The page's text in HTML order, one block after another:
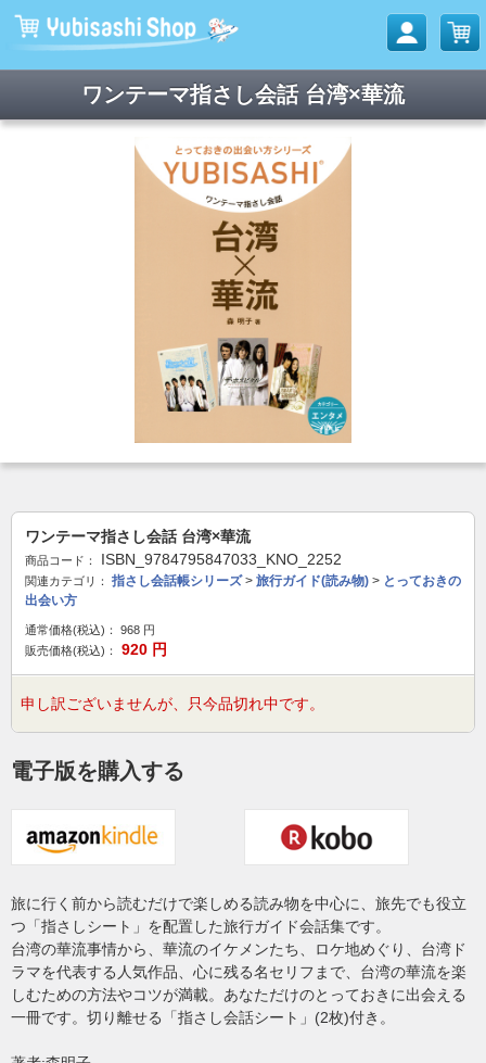
ワンテーマ指さし会話 台湾×華流
ワンテーマ指さし会話 台湾×華流
商品コード： ISBN_9784795847033_KNO_2252
関連カテゴリ： 指さし会話帳シリーズ> 旅行ガイド(読み物) > とっておきの
出会い方
通常価格(税込)： 968 円
販売価格(税込)：
920 円
申し訳ございませんが、只今品切れ中です。
電子版を購入する
旅に行く前から読むだけで楽しめる読み物を中心に、旅先でも役立
つ「指さしシート」を配置した旅行ガイド会話集です。
台湾の華流事情から、華流のイケメンたち、ロケ地めぐり、台湾ド
ラマを代表する人気作品、心に残る名セリフまで、台湾の華流を楽
しむための方法やコツが満載。あなただけのとっておきに出会える
一冊です。切り離せる「指さし会話シート」(2枚)付き。